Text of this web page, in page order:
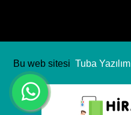
Bu web sitesi Tuba Yazılım